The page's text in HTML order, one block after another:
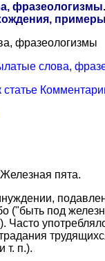
слова,
Железная пята.
("быть под
Часто
т. п.).